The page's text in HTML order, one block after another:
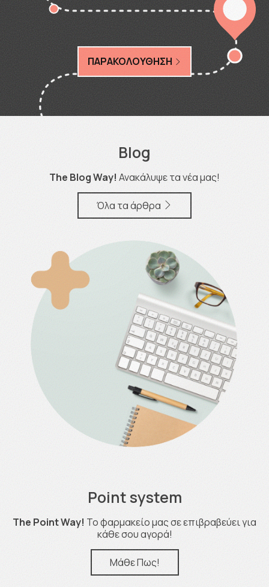
ΠΑΡΑΚΟΛΟΥΘΗΣΗ
Blog
The Blog Way! Ανακάλυψε τα νέα μας!
Όλα τα άρθρα
Point system
The Point Way! Το φαρμακείο μας σε επιβραβεύει για
κάθε σου αγορά!
Μάθε Πως!